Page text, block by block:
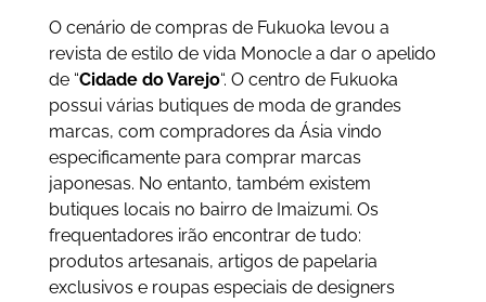
O cenário de compras de Fukuoka levou a
revista de estilo de vida Monocle a dar o apelido
de “Cidade do Varejo“. O centro de Fukuoka
possui várias butiques de moda de grandes
marcas, com compradores da Ásia vindo
especificamente para comprar marcas
japonesas. No entanto, também existem
butiques locais no bairro de Imaizumi. Os
frequentadores irão encontrar de tudo:
produtos artesanais, artigos de papelaria
exclusivos e roupas especiais de designers